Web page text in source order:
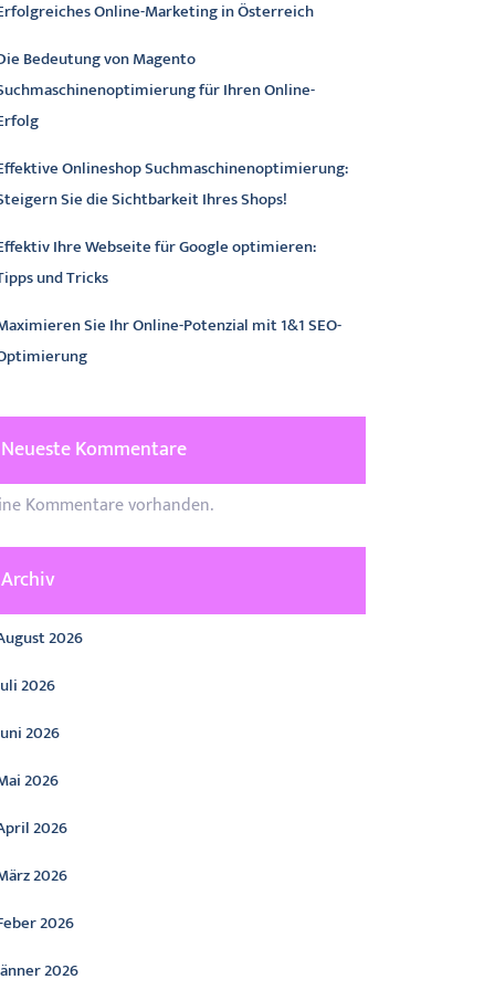
Online-Marketing in Österreich
Bedeutung von Magento
für Ihren Online-
Onlineshop Suchmaschinenoptimierung:
Sie die Sichtbarkeit Ihres Shops!
Ihre Webseite für Google optimieren:
und Tricks
Sie Ihr Online-Potenzial mit 1&1 SEO-
Neueste Kommentare
Kommentare vorhanden.
Archiv
2026
2026
2026
2026
2026
2026
2026
2026